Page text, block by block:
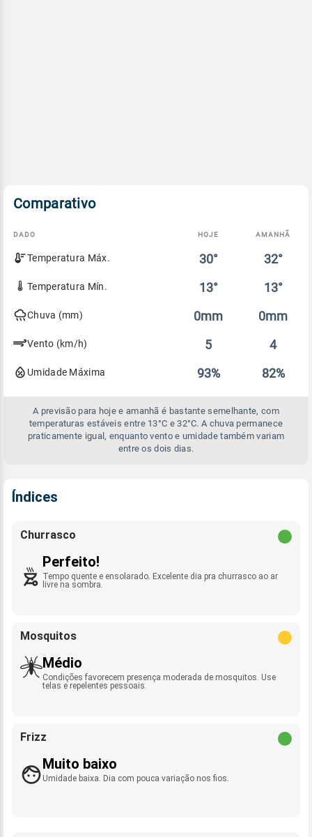
Comparativo
Comparativo
entre
previsão
hoje
DADO HOJE AMANHÃ
Temperatura Máx. 30° 32°
Temperatura Mín. 13° 13°
Chuva (mm) 0mm 0mm
Vento (km/h) 5 4
Umidade Máxima 93% 82%
A previsão para hoje e amanhã é bastante semelhante, com
temperaturas estáveis entre 13°C e 32°C. A chuva permanece
praticamente igual, enquanto vento e umidade também variam
entre os dois dias.
Índices
Churrasco
Perfeito!
Tempo quente e ensolarado. Excelente dia pra churrasco ao ar
livre na sombra.
Mosquitos
Médio
Condições favorecem presença moderada de mosquitos. Use
telas e repelentes pessoais.
Frizz
Muito baixo
Umidade baixa. Dia com pouca variação nos fios.